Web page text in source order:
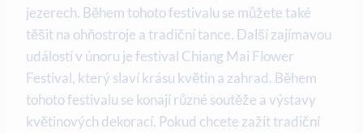
jezerech. Během tohoto festivalu se můžete také
těšit na ohňostroje a tradiční tance. Další zajímavou
událostí v únoru je festival Chiang Mai Flower
Festival, který slaví krásu květin a zahrad. Během
tohoto festivalu se konají různé soutěže a výstavy
květinových dekorací. Pokud chcete zažít tradiční